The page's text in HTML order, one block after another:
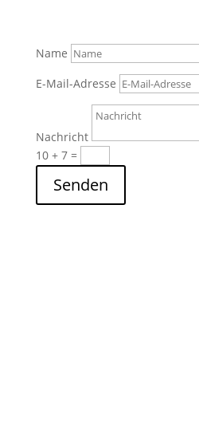
Name
E-Mail-Adresse
Nachricht
10 + 7=
Senden